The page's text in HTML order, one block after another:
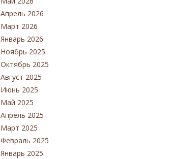
Апрель 2026
Март 2026
Январь 2026
Ноябрь 2025
Октябрь 2025
Август 2025
Июнь 2025
Май 2025
Апрель 2025
Март 2025
Февраль 2025
Январь 2025